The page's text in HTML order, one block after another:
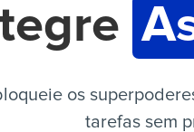
os
tarefas sem